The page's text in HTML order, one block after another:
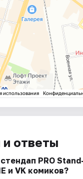
ответы
PRO
и VK комиков?